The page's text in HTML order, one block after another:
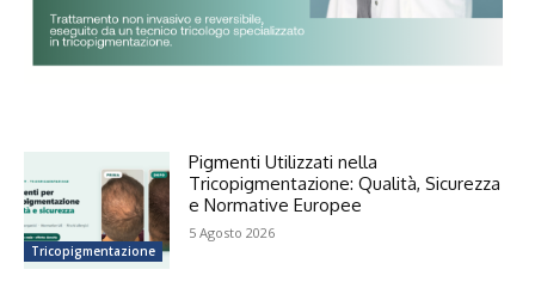
Tricopigmentazione
Pigmenti Utilizzati nella
Tricopigmentazione: Qualità, Sicurezza
e Normative Europee
5 Agosto 2026